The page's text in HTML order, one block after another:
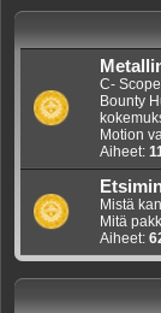
C-
Bounty
Motion
Aiheet:
Mistä
Mitä
Aiheet: